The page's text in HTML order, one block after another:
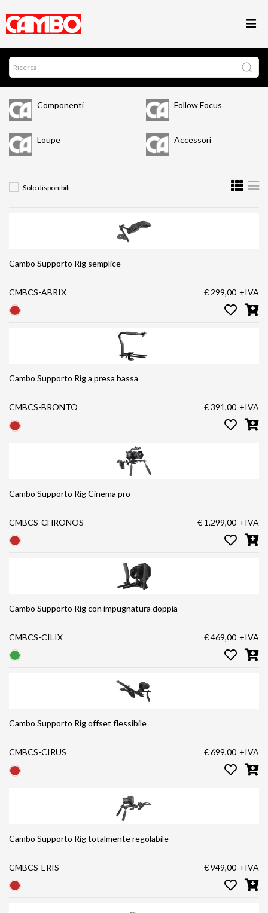
Componenti Follow Focus
Loupe Accessori
Solo disponibili
Cambo Supporto Rig semplice
CMBCS-ABRIX € 299,00 +IVA
Cambo Supporto Rig a presa bassa
CMBCS-BRONTO € 391,00 +IVA
Cambo Supporto Rig Cinema pro
CMBCS-CHRONOS € 1.299,00 +IVA
Cambo Supporto Rig con impugnatura doppia
CMBCS-CILIX € 469,00 +IVA
Cambo Supporto Rig offset flessibile
CMBCS-CIRUS € 699,00 +IVA
Cambo Supporto Rig totalmente regolabile
CMBCS-ERIS € 949,00 +IVA